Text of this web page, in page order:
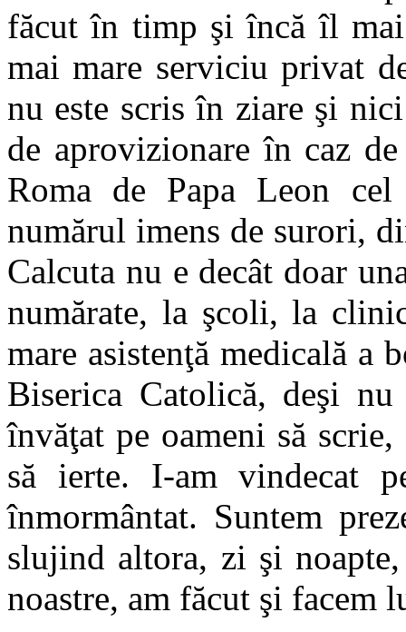
făcut în timp şi încă îl mai
mai mare serviciu privat
nu este scris în ziare şi
de aprovizionare în caz
Roma de Papa Leon
numărul imens de surori,
Calcuta nu e decât doar
numărate, la şcoli, la
mare asistenţă medicală a
Biserica Catolică, deşi
învăţat pe oameni să scrie,
să ierte. I-am vindecat
înmormântat. Suntem
slujind altora, zi şi
noastre, am făcut şi facem